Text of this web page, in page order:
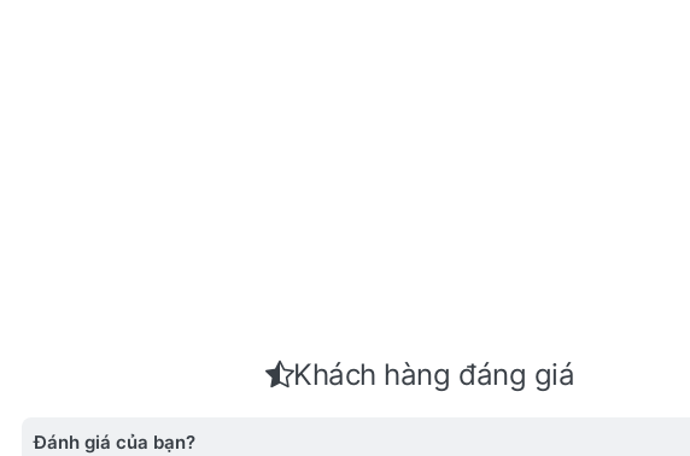
Khách hàng đáng giá
Đánh giá của bạn?